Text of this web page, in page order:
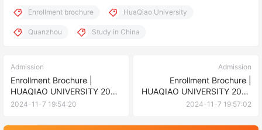
Enrollment brochure HuaQiao University
Quanzhou Study in China
Admission
Enrollment Brochure |
HUAQIAO UNIVERSITY 2025
Enrollment Brochure for
Programs in Macau招生簡章
2024-11-7 19:54:20
Admission
Enrollment Brochure |
HUAQIAO UNIVERSITY 2025
Enrollment Brochure for
Programs in Taiwan 招生簡章
2024-11-7 19:57:02